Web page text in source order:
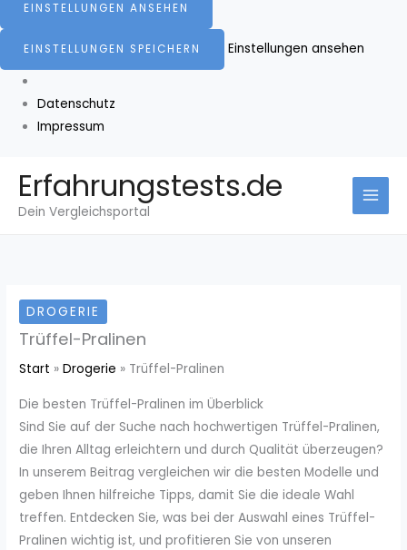
EINSTELLUNGEN ANSEHEN
EINSTELLUNGEN SPEICHERN Einstellungen ansehen
Datenschutz
Impressum
Inhalt
springen
Erfahrungstests.de
Dein Vergleichsportal
DROGERIE
Trüffel-Pralinen
Start Drogerie Trüffel-Pralinen
Die besten Trüffel-Pralinen im Überblick
Sind Sie auf der Suche nach hochwertigen Trüffel-Pralinen,
die Ihren Alltag erleichtern und durch Qualität überzeugen?
In unserem Beitrag vergleichen wir die besten Modelle und
geben Ihnen hilfreiche Tipps, damit Sie die ideale Wahl
treffen. Entdecken Sie, was bei der Auswahl eines Trüffel-
Pralinen wichtig ist, und profitieren Sie von unseren